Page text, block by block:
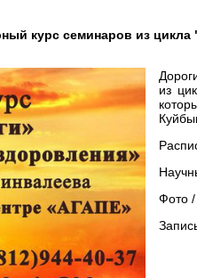
курс семинаров из
из
Фото /